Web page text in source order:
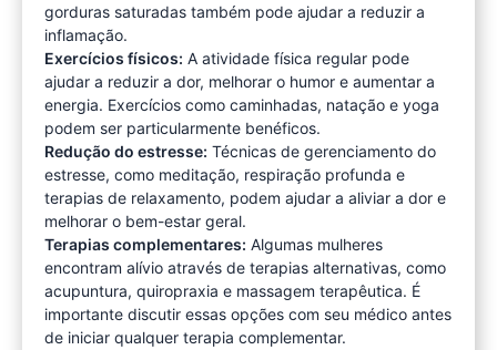
gorduras saturadas também pode ajudar a reduzir a
inflamação.
Exercícios físicos: A atividade física regular pode
ajudar a reduzir a dor, melhorar o humor e aumentar a
energia. Exercícios como caminhadas, natação e yoga
podem ser particularmente benéficos.
Redução do estresse: Técnicas de gerenciamento do
estresse, como meditação, respiração profunda e
terapias de relaxamento, podem ajudar a aliviar a dor e
melhorar o bem-estar geral.
Terapias complementares: Algumas mulheres
encontram alívio através de terapias alternativas, como
acupuntura, quiropraxia e massagem terapêutica. É
importante discutir essas opções com seu médico antes
de iniciar qualquer terapia complementar.